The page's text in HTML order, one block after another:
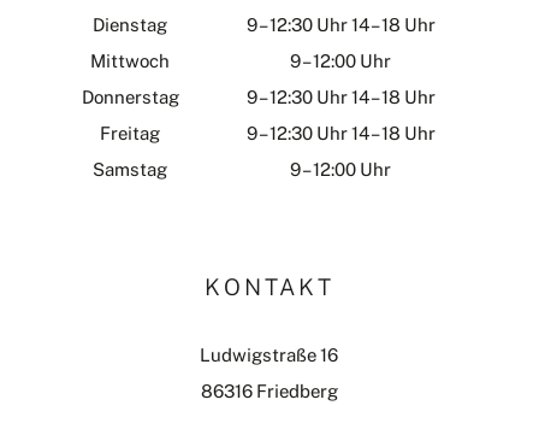
Dienstag
9 – 12:30 Uhr 14 – 18 Uhr
Mittwoch
9 – 12:00 Uhr
Donnerstag
9 – 12:30 Uhr 14 – 18 Uhr
Freitag
9 – 12:30 Uhr 14 – 18 Uhr
Samstag
9 – 12:00 Uhr
KONTAKT
Ludwigstraße 16
86316 Friedberg